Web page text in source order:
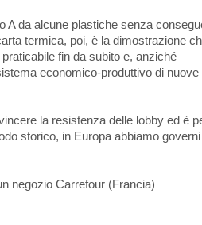
A da alcune plastiche senza
termica, poi, è la dimostrazione
fin da subito e, anziché
economico-produttivo di nuove
la resistenza delle lobby ed è
storico, in Europa abbiamo governi
negozio Carrefour (Francia)